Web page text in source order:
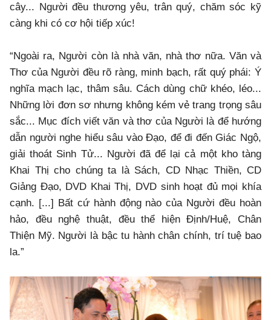
cây... Người đều thương yêu, trân quý, chăm sóc kỹ
càng khi có cơ hội tiếp xúc!
“Ngoài ra, Người còn là nhà văn, nhà thơ nữa. Văn và
Thơ của Người đều rõ ràng, minh bạch, rất quý phái: Ý
nghĩa mạch lạc, thâm sâu. Cách dùng chữ khéo, léo...
Những lời đơn sơ nhưng không kém vẻ trang trọng sâu
sắc... Mục đích viết văn và thơ của Người là để hướng
dẫn người nghe hiểu sâu vào Đạo, để đi đến Giác Ngộ,
giải thoát Sinh Tử... Người đã để lại cả một kho tàng
Khai Thị cho chúng ta là Sách, CD Nhạc Thiền, CD
Giảng Đạo, DVD Khai Thị, DVD sinh hoạt đủ mọi khía
cạnh. [...] Bất cứ hành động nào của Người đều hoàn
hảo, đều nghệ thuật, đều thể hiện Định/Huệ, Chân
Thiện Mỹ. Người là bậc tu hành chân chính, trí tuệ bao
la.”